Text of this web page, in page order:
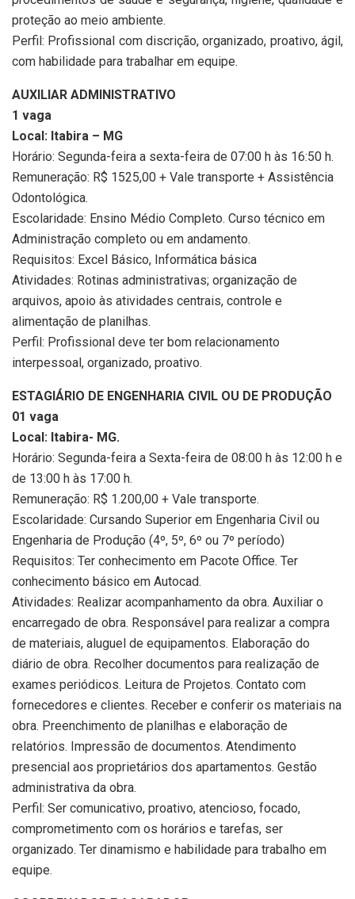
proteção ao meio ambiente.
Perfil: Profissional com discrição, organizado, proativo, ágil,
com habilidade para trabalhar em equipe.
AUXILIAR ADMINISTRATIVO
1 vaga
Local: Itabira – MG
Horário: Segunda-feira a sexta-feira de 07:00 h às 16:50 h.
Remuneração: R$ 1525,00 + Vale transporte + Assistência
Odontológica.
Escolaridade: Ensino Médio Completo. Curso técnico em
Administração completo ou em andamento.
Requisitos: Excel Básico, Informática básica
Atividades: Rotinas administrativas; organização de
arquivos, apoio às atividades centrais, controle e
alimentação de planilhas.
Perfil: Profissional deve ter bom relacionamento
interpessoal, organizado, proativo.
ESTAGIÁRIO DE ENGENHARIA CIVIL OU DE PRODUÇÃO
01 vaga
Local: Itabira- MG.
Horário: Segunda-feira a Sexta-feira de 08:00 h às 12:00 h e
de 13:00 h às 17:00 h.
Remuneração: R$ 1.200,00 + Vale transporte.
Escolaridade: Cursando Superior em Engenharia Civil ou
Engenharia de Produção (4º, 5º, 6º ou 7º período)
Requisitos: Ter conhecimento em Pacote Office. Ter
conhecimento básico em Autocad.
Atividades: Realizar acompanhamento da obra. Auxiliar o
encarregado de obra. Responsável para realizar a compra
de materiais, aluguel de equipamentos. Elaboração do
diário de obra. Recolher documentos para realização de
exames periódicos. Leitura de Projetos. Contato com
fornecedores e clientes. Receber e conferir os materiais na
obra. Preenchimento de planilhas e elaboração de
relatórios. Impressão de documentos. Atendimento
presencial aos proprietários dos apartamentos. Gestão
administrativa da obra.
Perfil: Ser comunicativo, proativo, atencioso, focado,
comprometimento com os horários e tarefas, ser
organizado. Ter dinamismo e habilidade para trabalho em
equipe.